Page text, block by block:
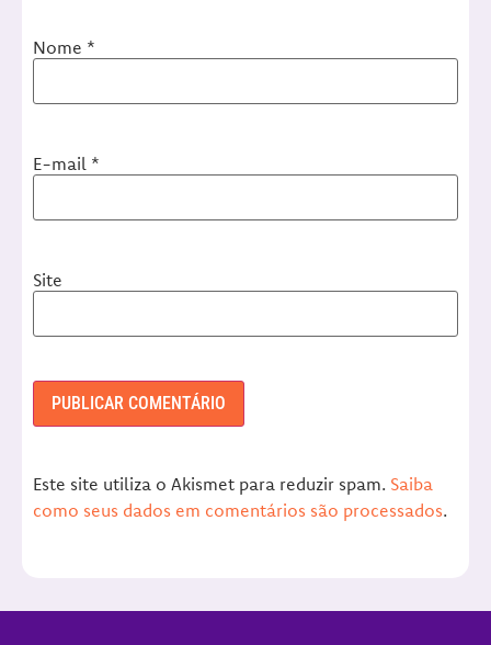
Nome *
E-mail *
Site
Este site utiliza o Akismet para reduzir spam. Saiba
como seus dados em comentários são processados.